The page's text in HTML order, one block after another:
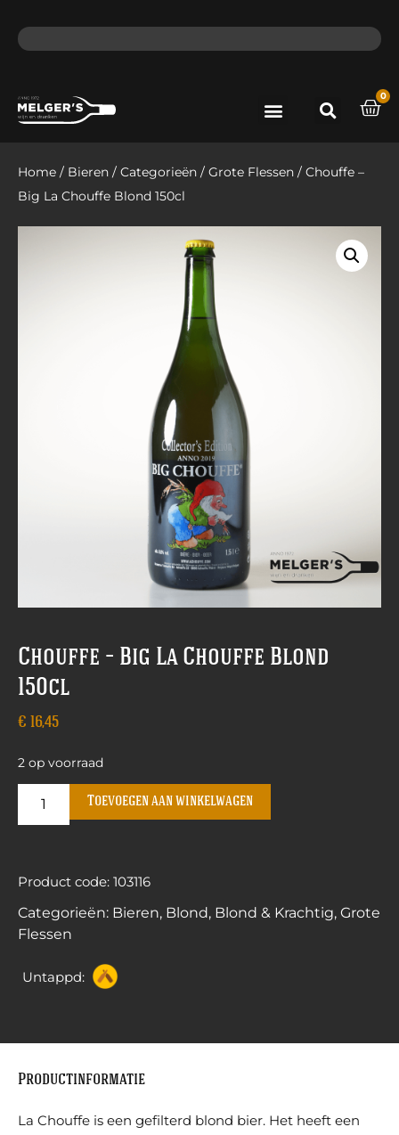
0
Home / Bieren / Categorieën / Grote Flessen / Chouffe –
Big La Chouffe Blond 150cl
Chouffe – Big La Chouffe Blond
150cl
€ 16,45
2 op voorraad
Toevoegen aan winkelwagen
Product code: 103116
Categorieën: Bieren, Blond, Blond & Krachtig, Grote
Flessen
Untappd:
Productinformatie
La Chouffe is een gefilterd blond bier. Het heeft een